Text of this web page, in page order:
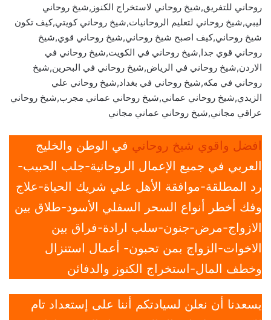
روحاني للتفريق,شيخ روحاني لاستخراج الكنوز,شيخ روحاني
ليبي,شيخ روحاني لتعليم الروحانيات,شيخ روحاني كويتي,كيف تكون
شيخ روحاني,كيف اصبح شيخ روحاني,شيخ روحاني قوي,شيخ
روحاني قوي جدا,شيخ روحاني في الكويت,شيخ روحاني في
الاردن,شيخ روحاني في الرياض,شيخ روحاني في البحرين,شيخ
روحاني في مكه,شيخ روحاني في بغداد,شيخ روحاني علي
الزيدي,شيخ روحاني عماني,شيخ روحاني عماني مجرب,شيخ روحاني
عراقي مجاني,شيخ روحاني عماني مجاني
افضل واقوي شيخ روحاني في الوطن والخليج
العربي في جميع الإعمال الروحانية-جلب الحبيب-
رد المطلقة-موافقة الأهل علي شريك الحياة-علاج
وفك أخطر أنواع السحر السفلي الأسود-طلاق بين
الازواج-مرض-جنون-سلب ارادة-فراق بين
الاخوات-الزواج بمن تحبون- أعمال استنزال
وخطف المال-استخراج الكنوز والدفائن
يسعدنا أن نعلن لسيادتكم أننا على إستعداد تام